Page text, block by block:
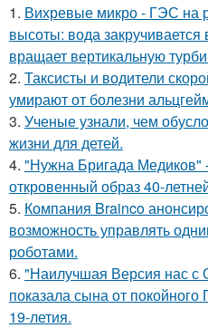
1. Вихревые микро - ГЭС на
высоты: вода
вращает вертикальную
2. Таксисты и водители
умирают от болезни
3. Ученые узнали, чем
жизни для детей.
4. "Нужна Бригада Медиков"
откровенный образ 40-
5. Компания Brainco
возможность управлять
роботами.
6. "Наилучшая Версия нас с
показала сына от покойного
19-летия.